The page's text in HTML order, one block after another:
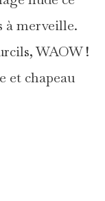
à merveille.
WAOW !
et chapeau